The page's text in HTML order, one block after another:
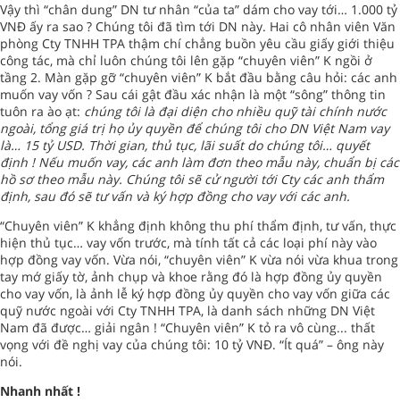
Vậy thì “chân dung” DN tư nhân “của ta” dám cho vay tới… 1.000 tỷ
VNĐ ấy ra sao ? Chúng tôi đã tìm tới DN này. Hai cô nhân viên Văn
phòng Cty TNHH TPA thậm chí chẳng buồn yêu cầu giấy giới thiệu
công tác, mà chỉ luôn chúng tôi lên gặp “chuyên viên” K ngồi ở
tầng 2. Màn gặp gỡ “chuyên viên” K bắt đầu bằng câu hỏi: các anh
muốn vay vốn ? Sau cái gật đầu xác nhận là một “sông” thông tin
tuôn ra ào ạt: chúng tôi là đại diện cho nhiều quỹ tài chính nước
ngoài, tổng giá trị họ ủy quyền để chúng tôi cho DN Việt Nam vay
là… 15 tỷ USD. Thời gian, thủ tục, lãi suất do chúng tôi… quyết
định ! Nếu muốn vay, các anh làm đơn theo mẫu này, chuẩn bị các
hồ sơ theo mẫu này. Chúng tôi sẽ cử người tới Cty các anh thẩm
định, sau đó sẽ tư vấn và ký hợp đồng cho vay với các anh.
“Chuyên viên” K khẳng định không thu phí thẩm định, tư vấn, thực
hiện thủ tục… vay vốn trước, mà tính tất cả các loại phí này vào
hợp đồng vay vốn. Vừa nói, “chuyên viên” K vừa nói vừa khua trong
tay mớ giấy tờ, ảnh chụp và khoe rằng đó là hợp đồng ủy quyền
cho vay vốn, là ảnh lễ ký hợp đồng ủy quyền cho vay vốn giữa các
quỹ nước ngoài với Cty TNHH TPA, là danh sách những DN Việt
Nam đã được… giải ngân ! “Chuyên viên” K tỏ ra vô cùng... thất
vọng với đề nghị vay của chúng tôi: 10 tỷ VNĐ. “Ít quá” – ông này
nói.
Nhanh nhất !